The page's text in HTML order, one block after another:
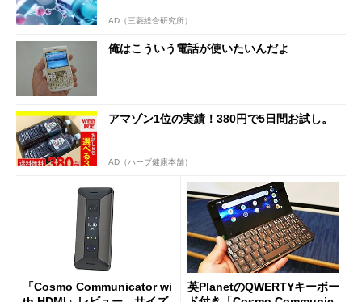
AD（三菱総合研究所）
俺はこういう電話が使いたいんだよ
アマゾン1位の実績！380円で5日間お試し。
AD（ハーブ健康本舗）
「Cosmo Communicator wi
英PlanetのQWERTYキーボー